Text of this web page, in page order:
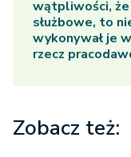
wątpliwości, że
służbowe, to
wykonywał je
rzecz
Zobacz też: